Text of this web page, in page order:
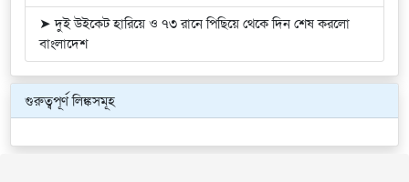
➤ দুই উইকেট হারিয়ে ও ৭৩ রানে পিছিয়ে থেকে দিন শেষ করলো
বাংলাদেশ
গুরুত্বপূর্ণ লিঙ্কসমূহ